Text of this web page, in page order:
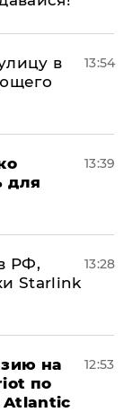
в
13:54
для
13:39
РФ,
Starlink
13:28
на
по
Atlantic
12:53